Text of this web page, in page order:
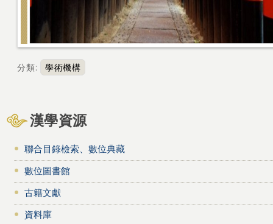
分類: 學術機構
漢學資源
聯合目錄檢索、數位典藏
數位圖書館
古籍文獻
資料庫